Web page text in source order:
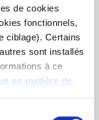
de cookies
fonctionnels,
ciblage). Certains
sont installés
à ce
en matière de